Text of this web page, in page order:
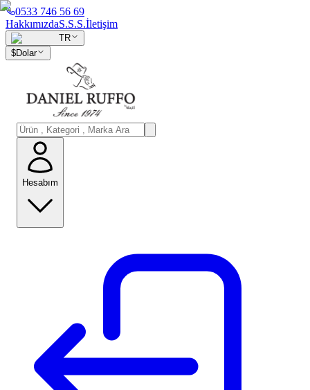
0533 746 56 69
HakkımızdaS.S.S.İletişim
TR
$Dolar
Hesabım